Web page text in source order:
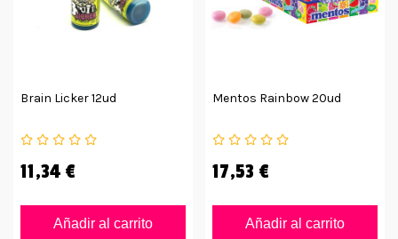
Brain Licker 12ud
11,34 €
Añadir al carrito
Mentos Rainbow 20ud
17,53 €
Añadir al carrito